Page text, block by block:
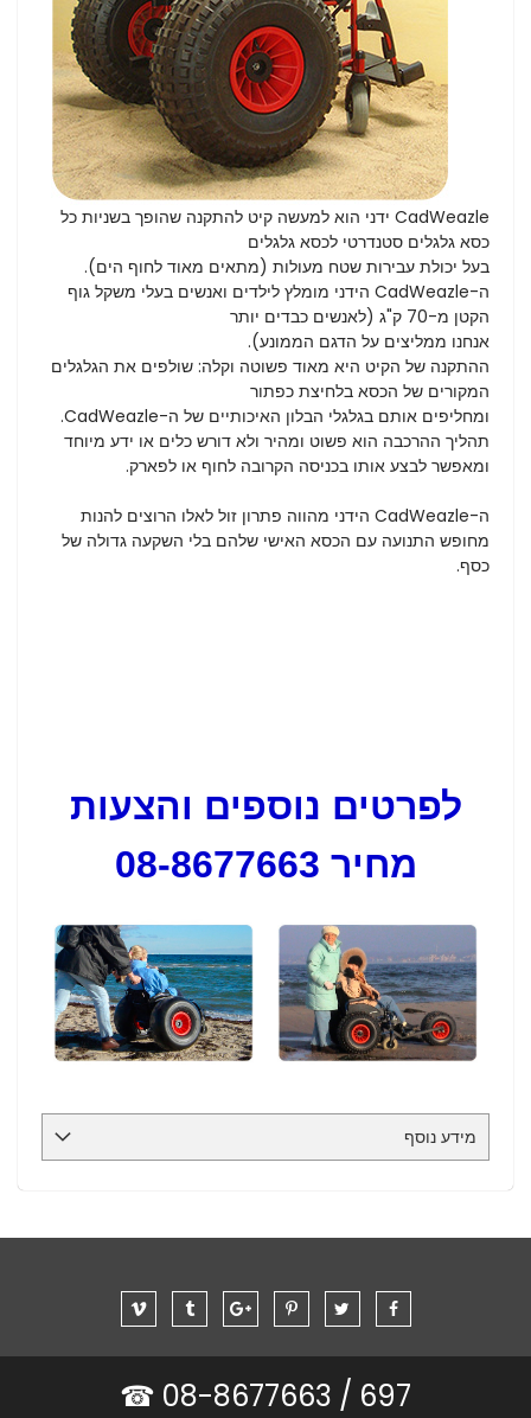
CadWeazle ידני הוא למעשה קיט להתקנה שהופך בשניות כל
כסא גלגלים סטנדרטי לכסא גלגלים
בעל יכולת עבירות שטח מעולות (מתאים מאוד לחוף הים).
ה-CadWeazle הידני מומלץ לילדים ואנשים בעלי משקל גוף
הקטן מ-70 ק"ג (לאנשים כבדים יותר
אנחנו ממליצים על הדגם הממונע).
ההתקנה של הקיט היא מאוד פשוטה וקלה: שולפים את הגלגלים
המקורים של הכסא בלחיצת כפתור
ומחליפים אותם בגלגלי הבלון האיכותיים של ה-CadWeazle.
תהליך ההרכבה הוא פשוט ומהיר ולא דורש כלים או ידע מיוחד
ומאפשר לבצע אותו בכניסה הקרובה לחוף או לפארק.
ה-CadWeazle הידני מהווה פתרון זול לאלו הרוצים להנות
מחופש התנועה עם הכסא האישי שלהם בלי השקעה גדולה של
כסף.
לפרטים נוספים והצעות
מחיר 08-8677663
מידע נוסף
697 /